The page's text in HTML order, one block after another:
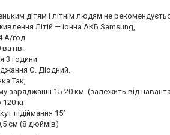
дітям і літнім людям не
Літій — іонна АКБ Samsung,
А/год
3 години
Є. Діодний.
Так,
заряджанні 15-20 км. (залежить від
кг
підіймання 15°
см (8 дюймів)